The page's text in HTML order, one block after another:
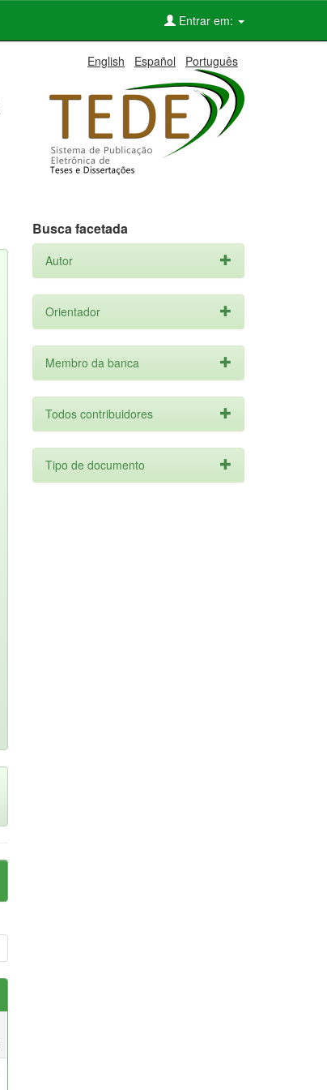
Entrar em:
English Español Português
Busca facetada
Autor
Orientador
Membro da banca
Todos contribuidores
Tipo de documento